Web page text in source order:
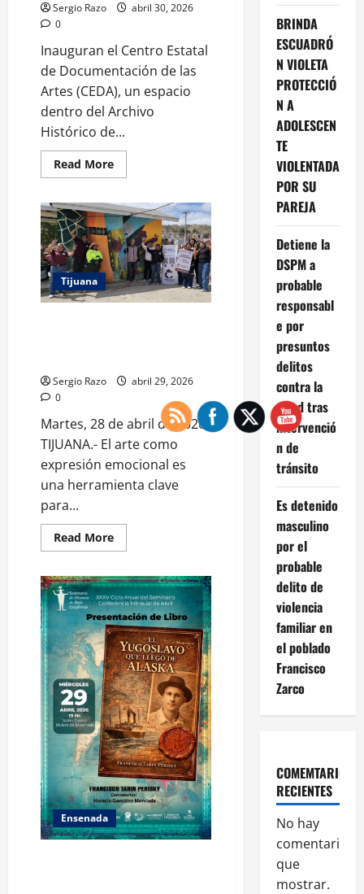
Sergio Razo
abril 30, 2026
0
Inauguran el Centro Estatal
de Documentación de las
Artes (CEDA), un espacio
dentro del Archivo
Histórico de...
Read MoreRead
more
GOBERNADORA
DEL
ESTADO
MARINA
DEL
PILAR
PARTICIPO
EN
LA
ARTES
Tijuana
Sergio Razo
abril 29, 2026
0
Martes, 28 de abril de 2026
TIJUANA.- El arte como
expresión emocional es
una herramienta clave
para...
Read MoreRead
more
ARTE
PARA
FOMENTAR
PREVENCIÓN
DEL
DELITO
EN
TIJUANA
Ensenada
BRINDA
ESCUADRÓ
N VIOLETA
PROTECCIÓ
N A
ADOLESCEN
TE
VIOLENTADA
POR SU
PAREJA
Detiene la
DSPM a
probable
responsabl
e por
presuntos
delitos
contra la
salud tras
intervenció
n de
tránsito
Es detenido
masculino
por el
probable
delito de
violencia
familiar en
el poblado
Francisco
Zarco
COMEMTARIOS
RECIENTES
No hay
comentarios
que
mostrar.